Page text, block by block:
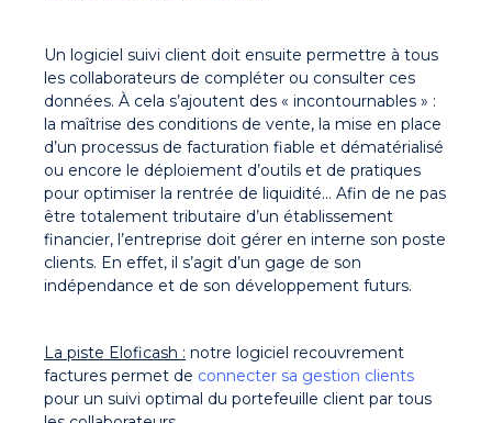
Un logiciel suivi client doit ensuite permettre à tous
les collaborateurs de compléter ou consulter ces
données. À cela s’ajoutent des « incontournables » :
la maîtrise des conditions de vente, la mise en place
d’un processus de facturation fiable et dématérialisé
ou encore le déploiement d’outils et de pratiques
pour optimiser la rentrée de liquidité… Afin de ne pas
être totalement tributaire d’un établissement
financier, l’entreprise doit gérer en interne son poste
clients. En effet, il s’agit d’un gage de son
indépendance et de son développement futurs.
La piste Eloficash : notre logiciel recouvrement
factures permet de connecter sa gestion clients
pour un suivi optimal du portefeuille client par tous